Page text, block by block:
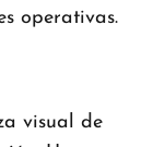
operativas.
visual de